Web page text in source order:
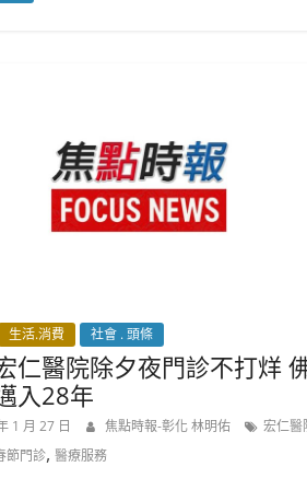
生活.消費 社會 . 頭條
仁醫院除夕夜門診不打烊
入28年
1 月 27 日 焦點時報-彰化 林明佑 宏仁醫
節門診, 醫療服務